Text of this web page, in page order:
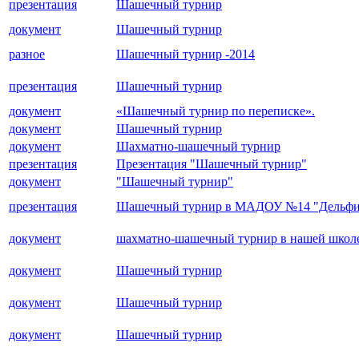
презентация Шашечный турнир
документ
Шашечный турнир
разное
Шашечный турнир -2014
презентация Шашечный турнир
документ
«Шашечный турнир по переписке».
документ
Шашечный турнир
документ
Шахматно-шашечный турнир
презентация
Презентация "Шашечный турнир"
документ
"Шашечный турнир"
презентация
Шашечный турнир в МАДОУ №14
документ шахматно-шашечный турнир в нашей
документ Шашечный турнир
документ Шашечный турнир
документ Шашечный турнир